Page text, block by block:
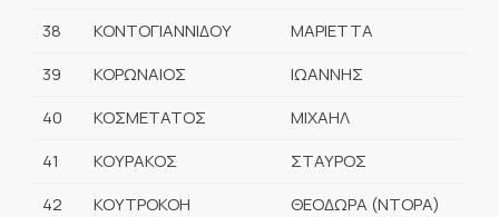
38
ΚΟΝΤΟΓΙΑΝΝΙΔΟΥ
ΜΑΡΙΕΤΤΑ
39
ΚΟΡΩΝΑΙΟΣ
ΙΩΑΝΝΗΣ
40
ΚΟΣΜΕΤΑΤΟΣ
ΜΙΧΑΗΛ
41
ΚΟΥΡΑΚΟΣ
ΣΤΑΥΡΟΣ
42
ΚΟΥΤΡΟΚΟΗ
ΘΕΟΔΩΡΑ (ΝΤΟΡΑ)